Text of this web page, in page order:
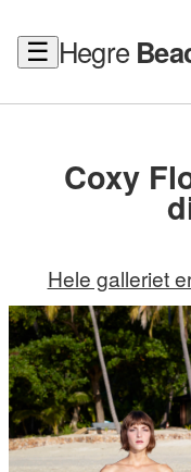
☰ Hegre
Coxy
Hele galleriet